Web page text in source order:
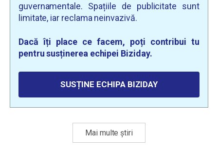
guvernamentale. Spațiile de publicitate sunt
limitate, iar reclama neinvazivă.
Dacă îți place ce facem, poți contribui tu
pentru susținerea echipei Biziday.
SUSȚINE ECHIPA BIZIDAY
Mai multe știri